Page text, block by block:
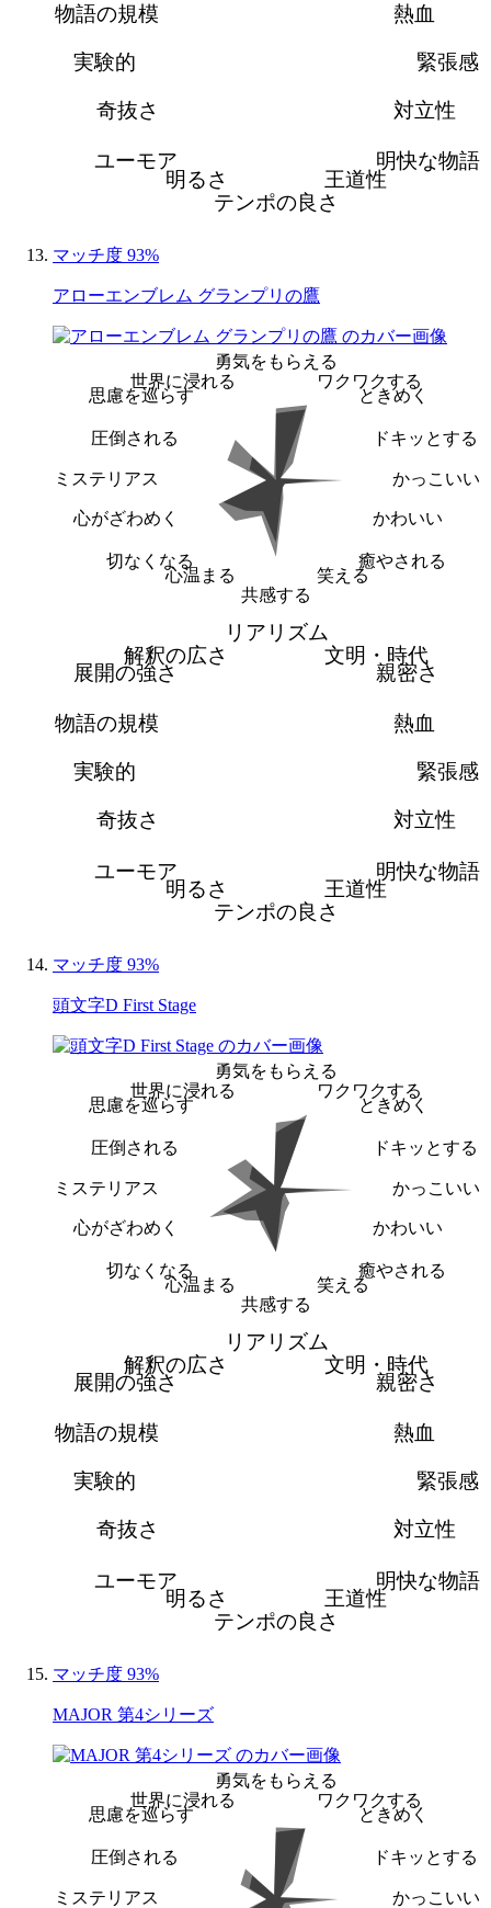
熱血
緊張感
対立性
明快な物語
王道性
テンポの良さ
明るさ
ユーモア
奇抜さ
実験的
物語の規模
マッチ度 93%
アローエンブレム グランプリの鷹
勇気をもらえる
ワクワクする
ときめく
ドキッとする
かっこいい
かわいい
癒やされる
笑える
共感する
心温まる
切なくなる
心がざわめく
ミステリアス
圧倒される
思慮を巡らす
世界に浸れる
リアリズム
文明・時代
親密さ
熱血
緊張感
対立性
明快な物語
王道性
テンポの良さ
明るさ
ユーモア
奇抜さ
実験的
物語の規模
展開の強さ
解釈の広さ
マッチ度 93%
頭文字D First Stage
勇気をもらえる
ワクワクする
ときめく
ドキッとする
かっこいい
かわいい
癒やされる
笑える
共感する
心温まる
切なくなる
心がざわめく
ミステリアス
圧倒される
思慮を巡らす
世界に浸れる
リアリズム
文明・時代
親密さ
熱血
緊張感
対立性
明快な物語
王道性
テンポの良さ
明るさ
ユーモア
奇抜さ
実験的
物語の規模
展開の強さ
解釈の広さ
マッチ度 93%
MAJOR 第4シリーズ
勇気をもらえる
ワクワクする
ときめく
ドキッとする
かっこいい
ミステリアス
圧倒される
思慮を巡らす
世界に浸れる